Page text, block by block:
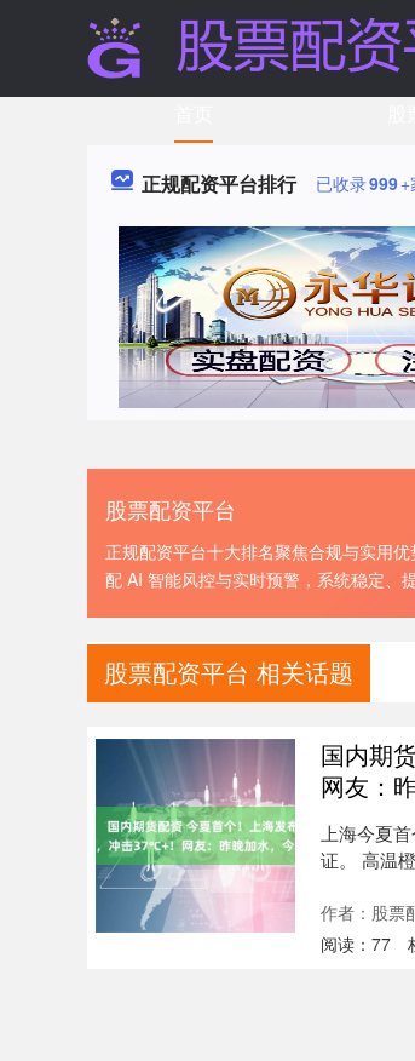
正规配资平台排行 已收录999
股票配资平台
正规配资平台十大排名聚焦合规与实用
配 AI 智能风控与实时预警，系统稳定、
股票配资平台 相关话题
国内期
网友：
上海今夏
证。 高温
作者：股票
阅读： 77